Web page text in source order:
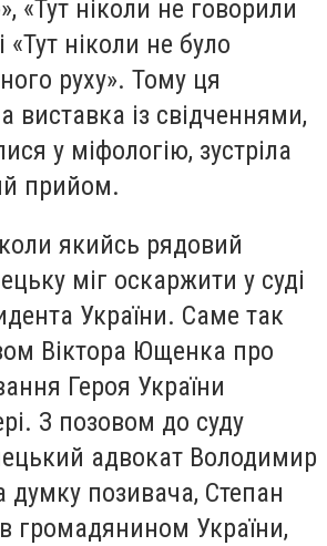
«Тут ніколи не говорили
«Тут ніколи не було
руху». Тому ця
виставка із свідченнями,
у міфологію, зустріла
прийом.
якийсь рядовий
міг оскаржити у суді
України. Саме так
Віктора Ющенка про
Героя України
З позовом до суду
адвокат Володимир
позивача, Степан
громадянином України,